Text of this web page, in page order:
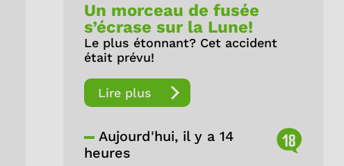
Un morceau de fusée
s’écrase sur la Lune!
Le plus étonnant? Cet accident
était prévu!
Lire plus
Aujourd'hui, il y a 14
heures
18